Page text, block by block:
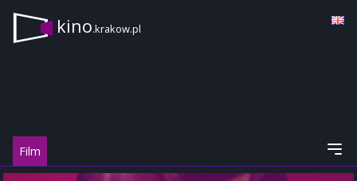
kino.krakow.pl
Film